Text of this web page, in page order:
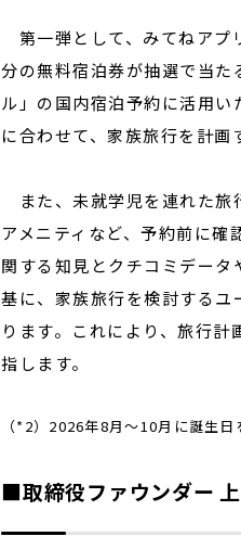
第一弾として、みてねアプ
分の無料宿泊券が抽選で当た
ル」の国内宿泊予約に活用
に合わせて、家族旅行を計画
また、未就学児を連れた旅
アメニティなど、予約前に
関する知見とクチコミデー
基に、家族旅行を検討する
ります。これにより、旅行
指します。
（*2）2026年8月～10月に誕生
■取締役ファウンダー